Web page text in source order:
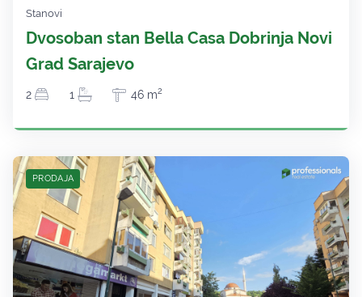
Stanovi
Dvosoban stan Bella Casa Dobrinja Novi
Grad Sarajevo
2 1 46 m2
PRODAJA